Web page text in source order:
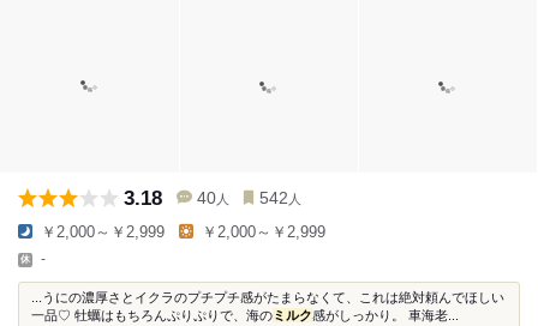
3.18 40 人 542 人
￥2,000～￥2,999 ￥2,000～￥2,999
-
...うにの濃厚さとイクラのプチプチ感がたまらなくて、これは絶対頼んでほしい
一品♡ 牡蠣はもちろんぷりぷりで、海のミルク感がしっかり。 車海老...